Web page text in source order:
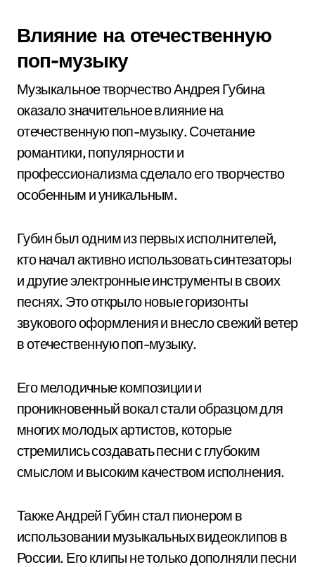
Влияние на отечественную
поп-музыку
Музыкальное творчество Андрея Губина
оказало значительное влияние на
отечественную поп-музыку. Сочетание
романтики, популярности и
профессионализма сделало его творчество
особенным и уникальным.
Губин был одним из первых исполнителей,
кто начал активно использовать синтезаторы
и другие электронные инструменты в своих
песнях. Это открыло новые горизонты
звукового оформления и внесло свежий ветер
в отечественную поп-музыку.
Его мелодичные композиции и
проникновенный вокал стали образцом для
многих молодых артистов, которые
стремились создавать песни с глубоким
смыслом и высоким качеством исполнения.
Также Андрей Губин стал пионером в
использовании музыкальных видеоклипов в
России. Его клипы не только дополняли песни